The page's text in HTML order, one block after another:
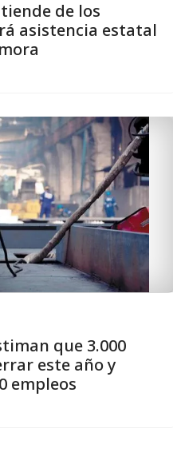
de los
asistencia estatal
que 3.000
este año y
empleos